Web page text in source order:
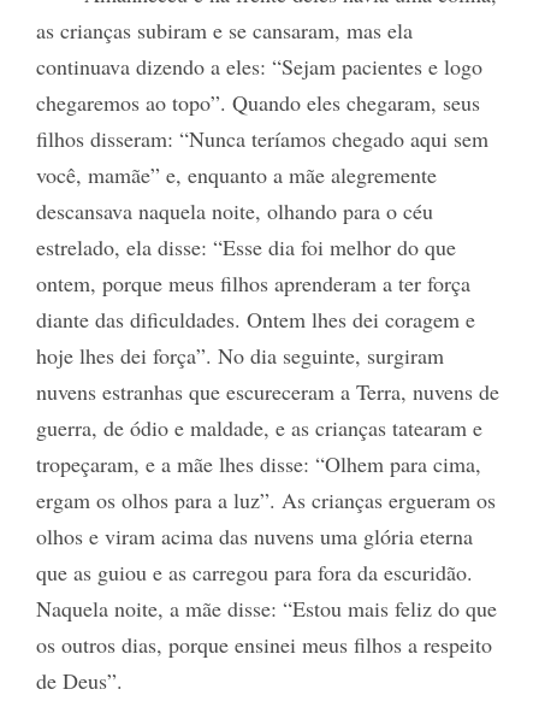
as crianças subiram e se cansaram, mas ela
continuava dizendo a eles: “Sejam pacientes e logo
chegaremos ao topo”. Quando eles chegaram, seus
filhos disseram: “Nunca teríamos chegado aqui sem
você, mamãe” e, enquanto a mãe alegremente
descansava naquela noite, olhando para o céu
estrelado, ela disse: “Esse dia foi melhor do que
ontem, porque meus filhos aprenderam a ter força
diante das dificuldades. Ontem lhes dei coragem e
hoje lhes dei força”. No dia seguinte, surgiram
nuvens estranhas que escureceram a Terra, nuvens de
guerra, de ódio e maldade, e as crianças tatearam e
tropeçaram, e a mãe lhes disse: “Olhem para cima,
ergam os olhos para a luz”. As crianças ergueram os
olhos e viram acima das nuvens uma glória eterna
que as guiou e as carregou para fora da escuridão.
Naquela noite, a mãe disse: “Estou mais feliz do que
os outros dias, porque ensinei meus filhos a respeito
de Deus”.